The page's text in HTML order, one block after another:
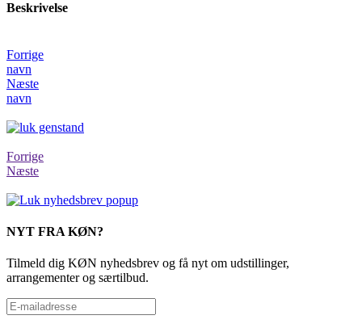
Beskrivelse
Forrige
navn
Næste
navn
Forrige
Næste
NYT FRA KØN?
Tilmeld dig KØN nyhedsbrev og få nyt om udstillinger,
arrangementer og særtilbud.